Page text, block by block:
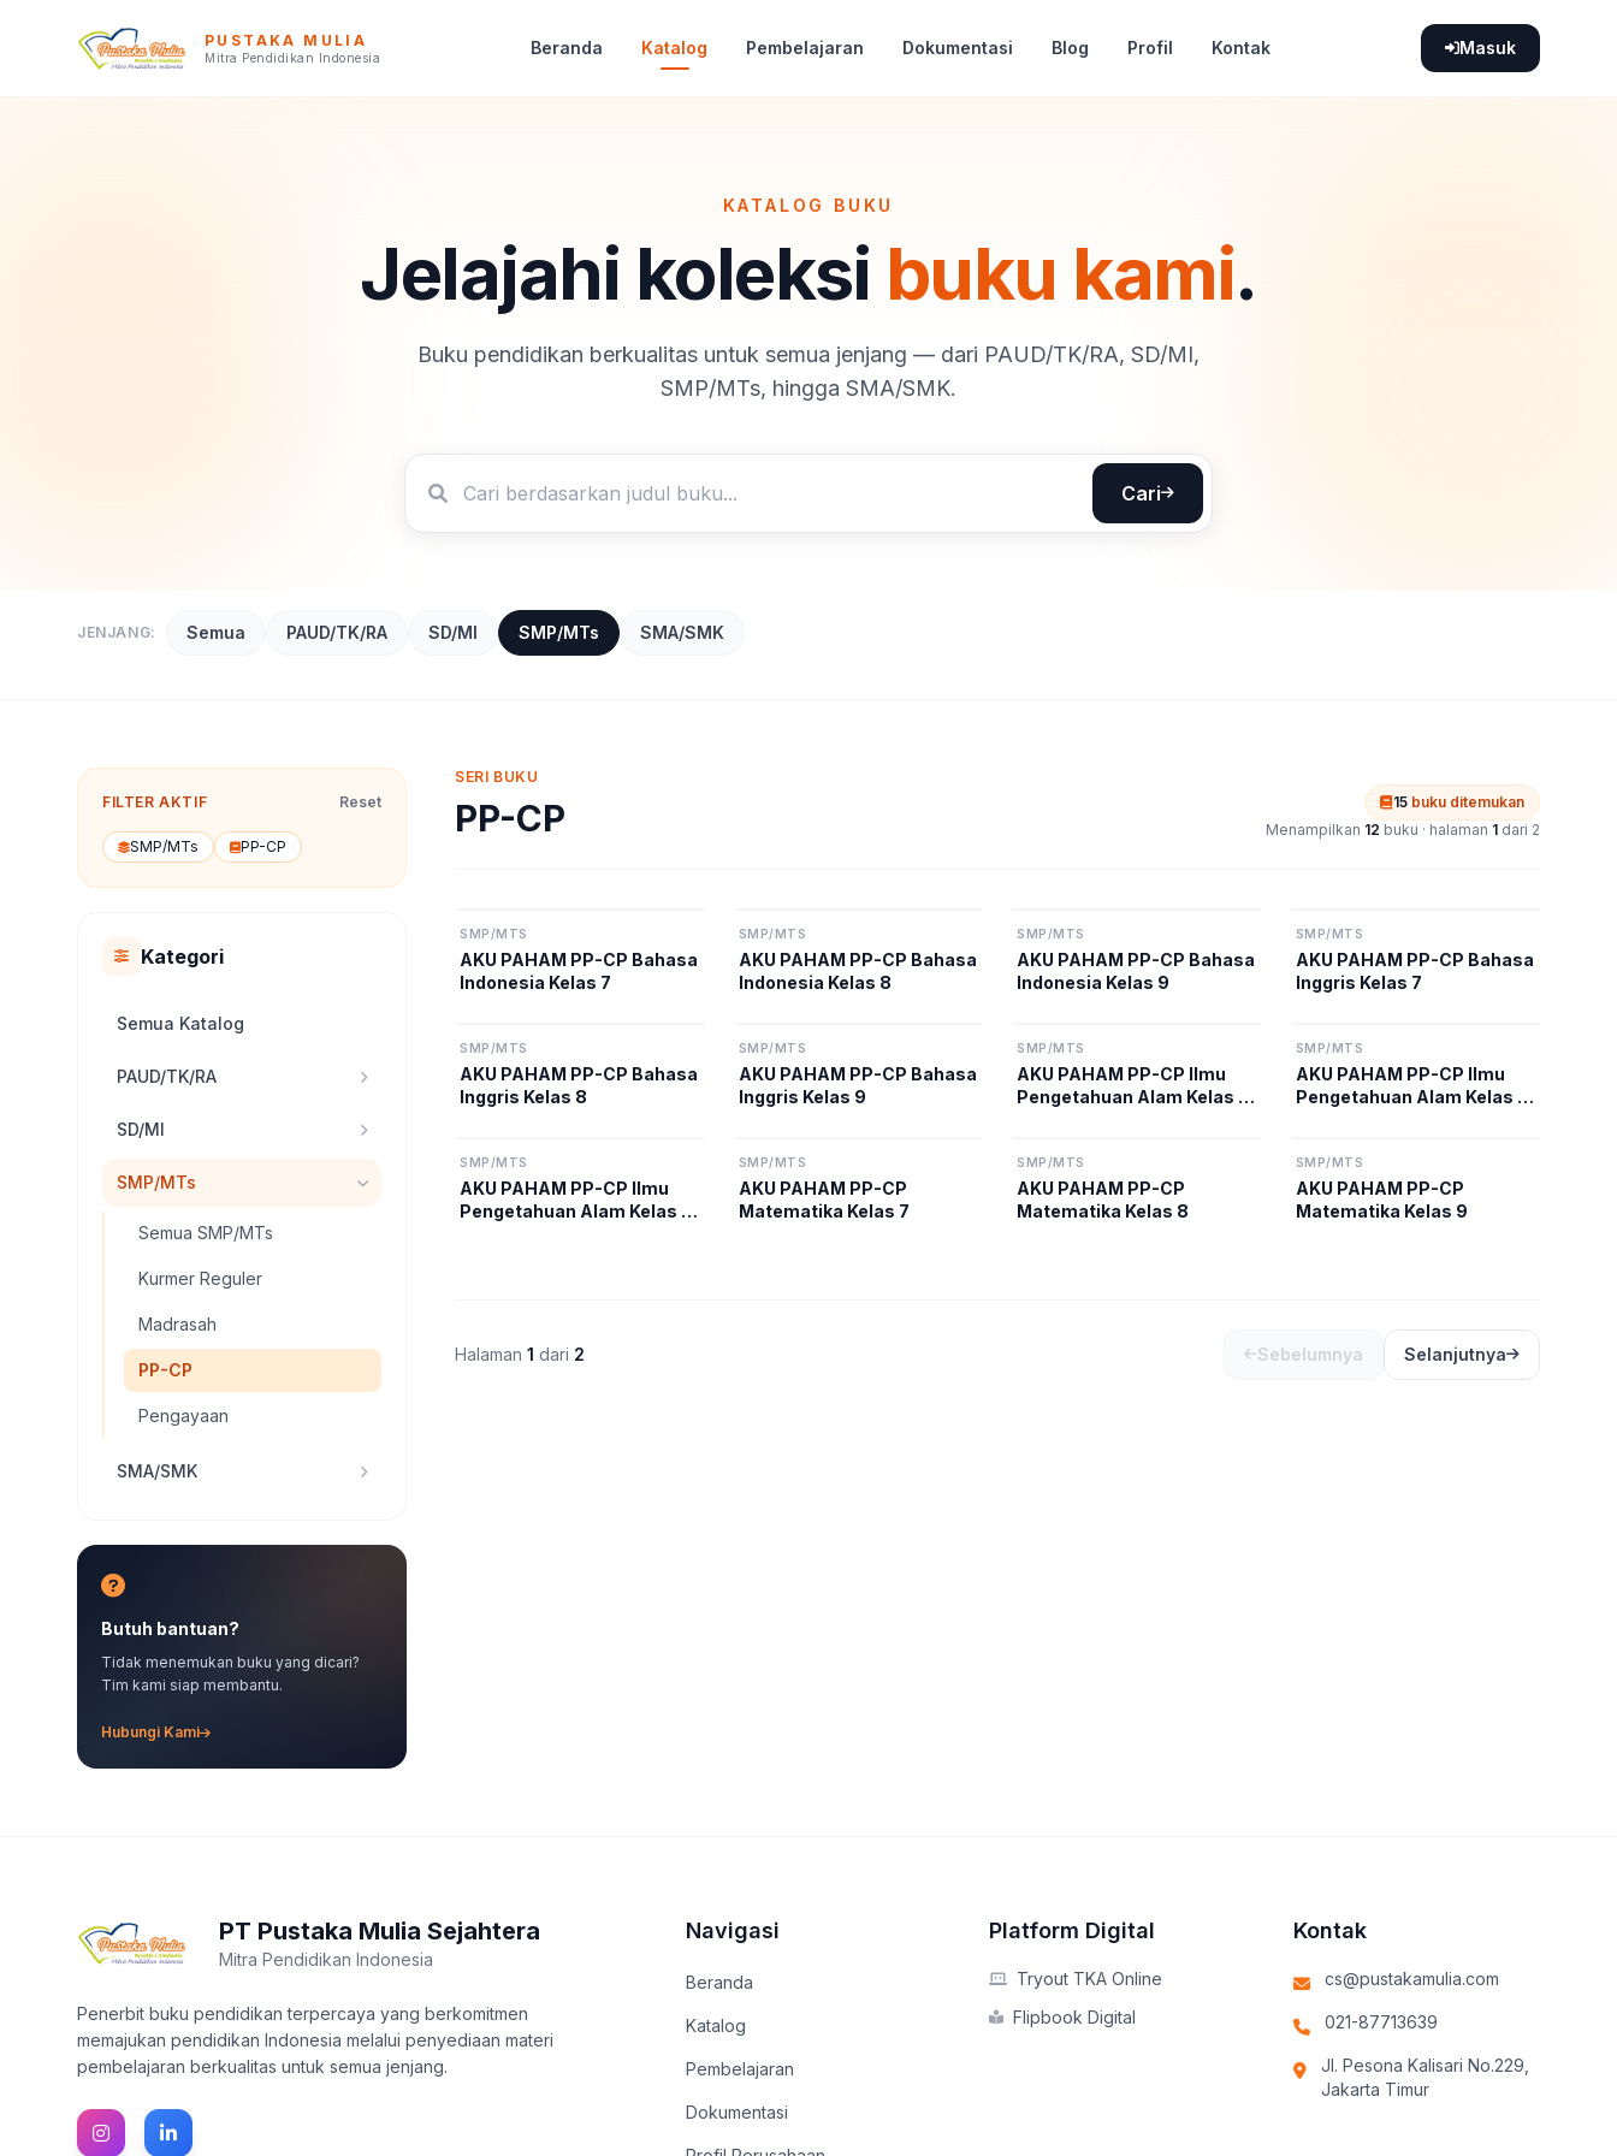
PUSTAKA MULIA
Mitra Pendidikan Indonesia Beranda Katalog Pembelajaran Dokumentasi Blog Profil Kontak Masuk
KATALOG BUKU
Jelajahi koleksi buku kami.
Buku pendidikan berkualitas untuk semua jenjang — dari PAUD/TK/RA, SD/MI,
SMP/MTs, hingga SMA/SMK.
Cari
JENJANG: Semua PAUD/TK/RA SD/MI SMP/MTs SMA/SMK
FILTER AKTIF Reset
SMP/MTs PP-CP
Kategori
Semua Katalog
PAUD/TK/RA
SD/MI
SMP/MTs
Semua SMP/MTs
Kurmer Reguler
Madrasah
PP-CP
Pengayaan
SMA/SMK
Butuh bantuan?
Tidak menemukan buku yang dicari?
Tim kami siap membantu.
Hubungi Kami
SERI BUKU
PP-CP 15 buku ditemukan
Menampilkan 12 buku · halaman 1 dari 2
SMP/MTS
AKU PAHAM PP-CP Bahasa
Indonesia Kelas 7
SMP/MTS
AKU PAHAM PP-CP Bahasa
Indonesia Kelas 8
SMP/MTS
AKU PAHAM PP-CP Bahasa
Indonesia Kelas 9
SMP/MTS
AKU PAHAM PP-CP Bahasa
Inggris Kelas 7
SMP/MTS
AKU PAHAM PP-CP Bahasa
Inggris Kelas 8
SMP/MTS
AKU PAHAM PP-CP Bahasa
Inggris Kelas 9
SMP/MTS
AKU PAHAM PP-CP Ilmu
Pengetahuan Alam Kelas 7
SMP/MTS
AKU PAHAM PP-CP Ilmu
Pengetahuan Alam Kelas 8
SMP/MTS
AKU PAHAM PP-CP Ilmu
Pengetahuan Alam Kelas 9
SMP/MTS
AKU PAHAM PP-CP
Matematika Kelas 7
SMP/MTS
AKU PAHAM PP-CP
Matematika Kelas 8
SMP/MTS
AKU PAHAM PP-CP
Matematika Kelas 9
Halaman 1 dari 2 Sebelumnya Selanjutnya
PT Pustaka Mulia Sejahtera
Mitra Pendidikan Indonesia
Penerbit buku pendidikan terpercaya yang berkomitmen
memajukan pendidikan Indonesia melalui penyediaan materi
pembelajaran berkualitas untuk semua jenjang.
Navigasi
Beranda
Katalog
Pembelajaran
Dokumentasi
Platform Digital
Tryout TKA Online
Flipbook Digital
Kontak
cs@pustakamulia.com
021-87713639
Jl. Pesona Kalisari No.229,
Jakarta Timur